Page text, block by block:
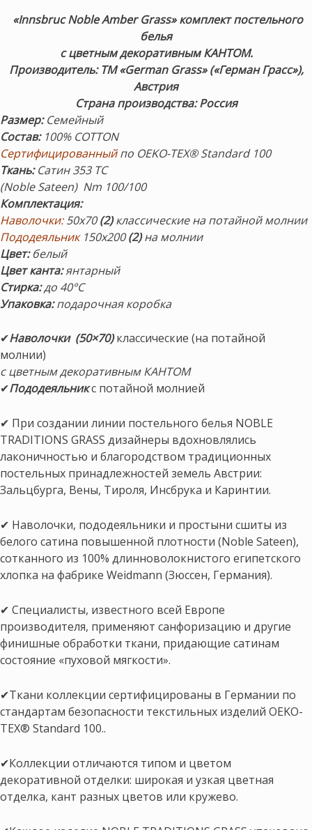
«Innsbruc Noble Amber Grass» комплект постельного
белья
с цветным декоративным КАНТОМ.
Производитель: ТМ «German Grass» («Герман Грасс»),
Австрия
Страна производства: Россия
Размер:Семейный
Состав: 100% COTTON
Сертифицированныйпо OEKO-TEX® Standard 100
Ткань:Сатин 353 ТС
(Noble Sateen) Nm 100/100
Комплектация:
Наволочки:50х70(2)классические на потайной молнии
Пододеяльник150х200(2)на молнии
Цвет:белый
Цвет канта:янтарный
Стирка:до 40°С
Упаковка:подарочная коробка
✔Наволочки (50×70)классические (на потайной
молнии)
с цветным декоративным КАНТОМ
✔Пододеяльникс потайной молнией
✔ При создании линии постельного белья NOBLE
TRADITIONS GRASS дизайнеры вдохновлялись
лаконичностью и благородством традиционных
постельных принадлежностей земель Австрии:
Зальцбурга, Вены, Тироля, Инсбрука и Каринтии.
✔ Наволочки, пододеяльники и простыни сшиты из
белого сатина повышенной плотности (Noble Sateen),
сотканного из 100% длинноволокнистого египетского
хлопка на фабрике Weidmann (Зюссен, Германия).
✔ Специалисты, известного всей Европе
производителя, применяют санфоризацию и другие
финишные обработки ткани, придающие сатинам
состояние «пуховой мягкости».
✔Ткани коллекции сертифицированы в Германии по
стандартам безопасности текстильных изделий OEKO-
TEX® Standard 100..
✔Коллекции отличаются типом и цветом
декоративной отделки: широкая и узкая цветная
отделка, кант разных цветов или кружево.